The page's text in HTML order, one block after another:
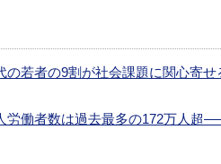
の若者の9割が社会課題に関心寄
労働者数は過去最多の172万人超